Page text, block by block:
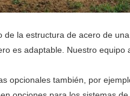
de la estructura de acero de
es adaptable. Nuestro
opcionales también, por